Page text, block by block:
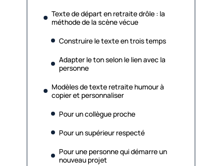
Texte de départ en retraite drôle : la
méthode de la scène vécue
Construire le texte en trois temps
Adapter le ton selon le lien avec la
personne
Modèles de texte retraite humour à
copier et personnaliser
Pour un collègue proche
Pour un supérieur respecté
Pour une personne qui démarre un
nouveau projet